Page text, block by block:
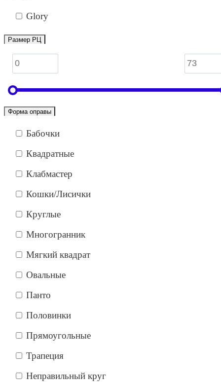
Glory
Размер РЦ
Форма оправы
Бабочки
Квадратные
Клабмастер
Кошки/Лисички
Круглые
Многогранник
Мягкий квадрат
Овальные
Панто
Половинки
Прямоугольные
Трапеция
Неправильный круг